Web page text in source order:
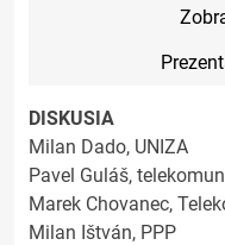
DISKUSIA
Milan Dado, UNIZA
Pavel Guláš,
Marek Chovanec,
Milan Ištván, PPP